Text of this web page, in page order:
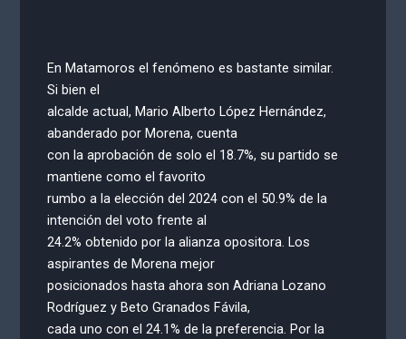
En Matamoros el fenómeno es bastante similar.
Si bien el
alcalde actual, Mario Alberto López Hernández,
abanderado por Morena, cuenta
con la aprobación de solo el 18.7%, su partido se
mantiene como el favorito
rumbo a la elección del 2024 con el 50.9% de la
intención del voto frente al
24.2% obtenido por la alianza opositora. Los
aspirantes de Morena mejor
posicionados hasta ahora son Adriana Lozano
Rodríguez y Beto Granados Fávila,
cada uno con el 24.1% de la preferencia. Por la